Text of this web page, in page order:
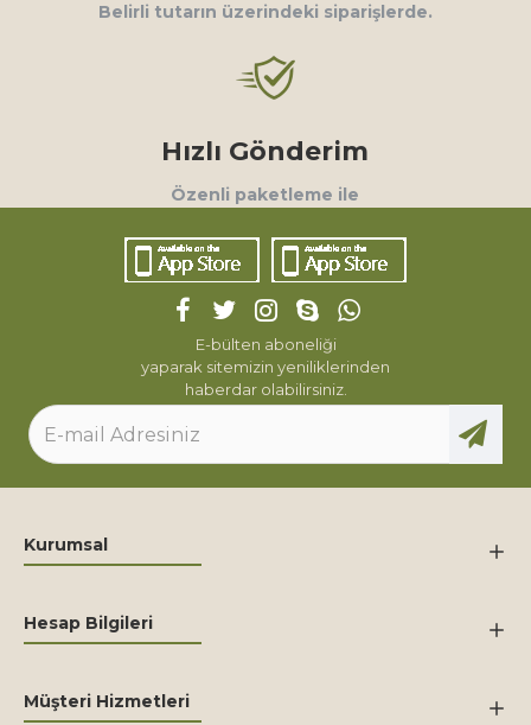
Belirli tutarın üzerindeki siparişlerde.
Hızlı Gönderim
Özenli paketleme ile
E-bülten aboneliği
yaparak sitemizin yeniliklerinden
haberdar olabilirsiniz.
Kurumsal
Hesap Bilgileri
Müşteri Hizmetleri